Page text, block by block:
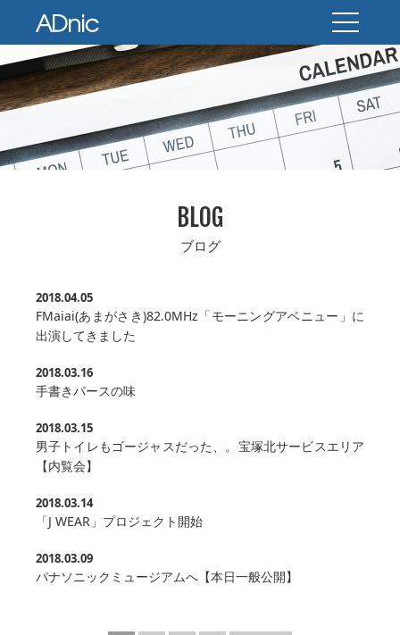
BLOG
ブログ
2018.04.05
FMaiai(あまがさき)82.0MHz「モーニングアベニュー」に
出演してきました
2018.03.16
手書きパースの味
2018.03.15
男子トイレもゴージャスだった、。宝塚北サービスエリア
【内覧会】
2018.03.14
「J WEAR」プロジェクト開始
2018.03.09
パナソニックミュージアムへ【本日一般公開】